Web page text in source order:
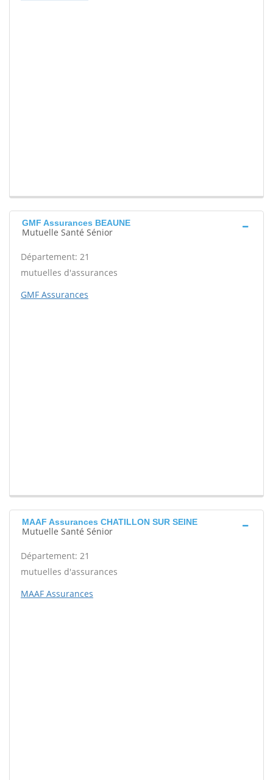
GMF Assurances BEAUNE
Mutuelle Santé Sénior
Département: 21
mutuelles d'assurances
GMF Assurances
MAAF Assurances CHATILLON SUR SEINE
Mutuelle Santé Sénior
Département: 21
mutuelles d'assurances
MAAF Assurances